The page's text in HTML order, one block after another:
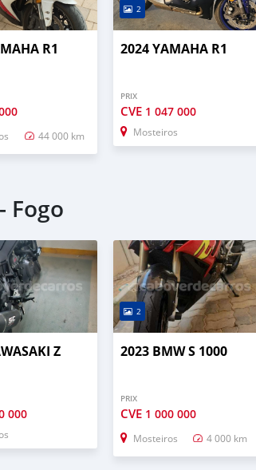
R1
44 000 km
2
2024 YAMAHA R1
PRIX
CVE 1 047 000
Mosteiros
Fogo
Z
000
2
2023 BMW S 1000
PRIX
CVE 1 000 000
Mosteiros 4 000 km